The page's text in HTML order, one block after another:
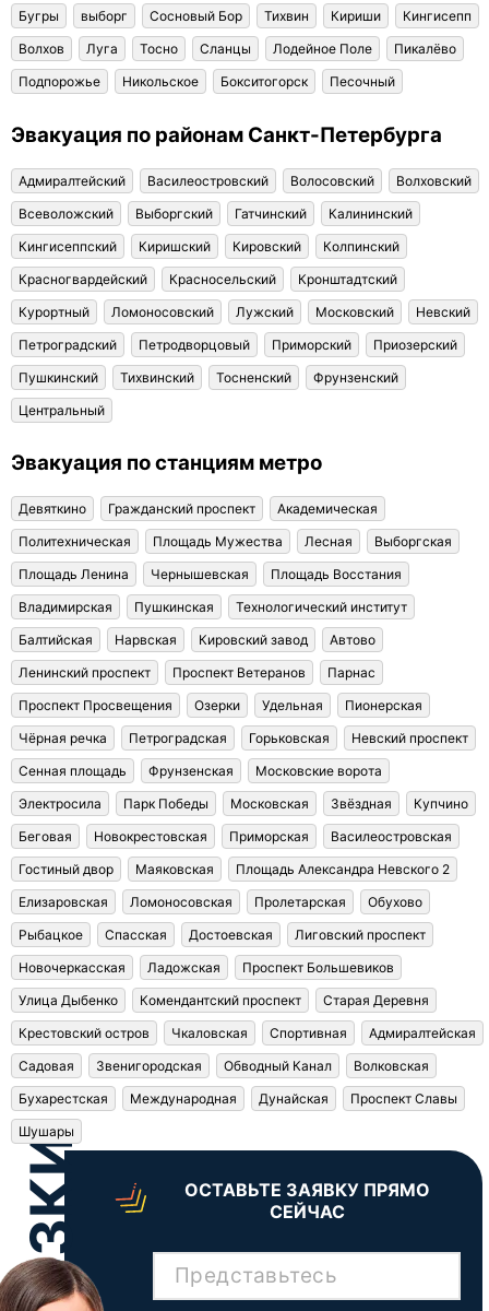
Бугры
выборг Сосновый Бор Тихвин Кириши
Кингисепп
Волхов
Луга Тосно Сланцы Лодейное Поле
Пикалёво
Подпорожье
Никольское Бокситогорск Песочный
Эвакуация по районам Санкт-Петербурга
Адмиралтейский Василеостровский Волосовский
Волховский
Всеволожский
Выборгский Гатчинский
Калининский
Кингисеппский
Киришский Кировский
Колпинский
Красногвардейский
Красносельский
Кронштадтский
Курортный
Ломоносовский Лужский Московский
Невский
Петроградский
Петродворцовый Приморский
Приозерский
Пушкинский
Тихвинский Тосненский
Фрунзенский
Центральный
Эвакуация по станциям метро
Девяткино Гражданский проспект
Академическая
Политехническая
Площадь Мужества Лесная
Выборгская
Площадь Ленина
Чернышевская
Площадь Восстания
Владимирская
Пушкинская
Технологический институт
Балтийская
Нарвская Кировский завод
Автово
Ленинский проспект
Проспект Ветеранов
Парнас
Проспект Просвещения
Озерки Удельная
Пионерская
Чёрная речка
Петроградская Горьковская
Невский проспект
Сенная площадь
Фрунзенская
Московские ворота
Электросила
Парк Победы Московская Звёздная
Купчино
Беговая
Новокрестовская Приморская
Василеостровская
Гостиный двор
Маяковская
Площадь Александра Невского 2
Елизаровская
Ломоносовская Пролетарская
Обухово
Рыбацкое
Спасская Достоевская
Лиговский проспект
Новочеркасская
Ладожская
Проспект Большевиков
Улица Дыбенко
Комендантский проспект
Старая Деревня
Крестовский остров
Чкаловская Спортивная
Адмиралтейская
Садовая
Звенигородская Обводный Канал
Волковская
Бухарестская
Международная Дунайская
Проспект Славы
Шушары
ОСТАВЬТЕ ЗАЯВКУ ПРЯМО
СЕЙЧАС
Представьтесь